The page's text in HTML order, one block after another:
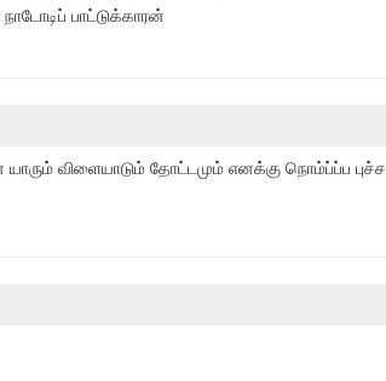
பாட்டுக்காரன்
யாரும் விளையாடும் தோட்டமும் எனக்கு நொம்ப்ப்ப புச்ச